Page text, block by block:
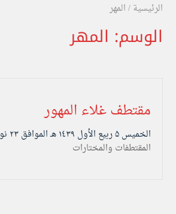
الرئيسية/المهر
الوسم: المهر
مقتطف غلاء المهور
الخميس ۵ ربيع الأول ۱٤۳۹ هـ الموافق ۲۳ نوفمبر ۲۰۱۷ مـ |
المقتطفات والمختارات